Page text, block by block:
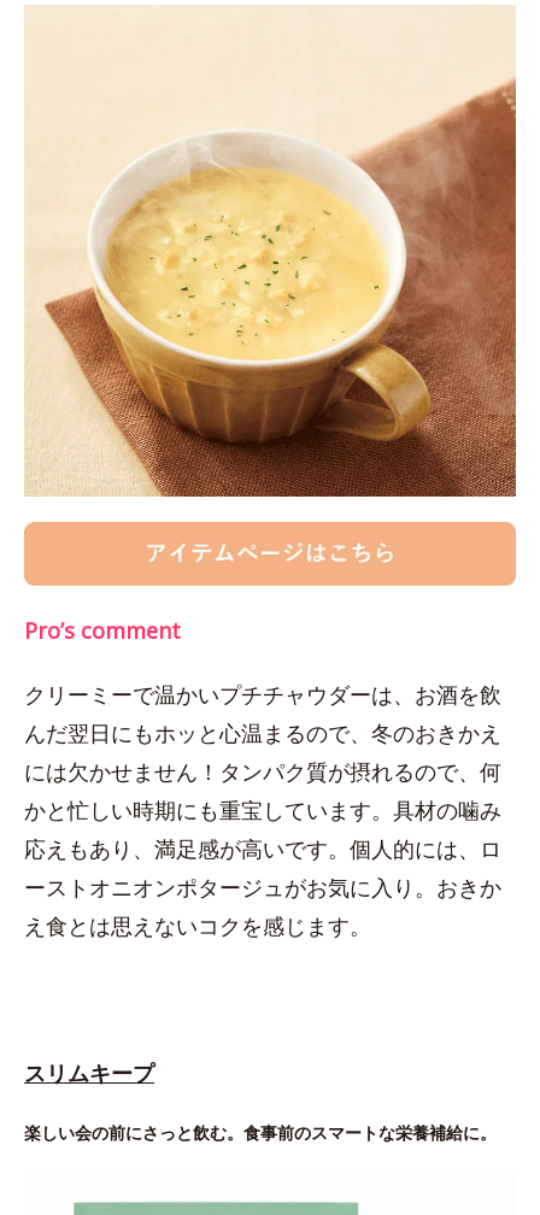
Pro’s comment
クリーミーで温かいプチチャウダーは、お酒を飲
んだ翌日にもホッと心温まるので、冬のおきかえ
には欠かせません！タンパク質が摂れるので、何
かと忙しい時期にも重宝しています。具材の噛み
応えもあり、満足感が高いです。個人的には、ロ
ーストオニオンポタージュがお気に入り。おきか
え食とは思えないコクを感じます。
スリムキープ
楽しい会の前にさっと飲む。食事前のスマートな栄養補給に。